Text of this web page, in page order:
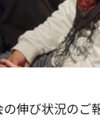
伸び状況のご